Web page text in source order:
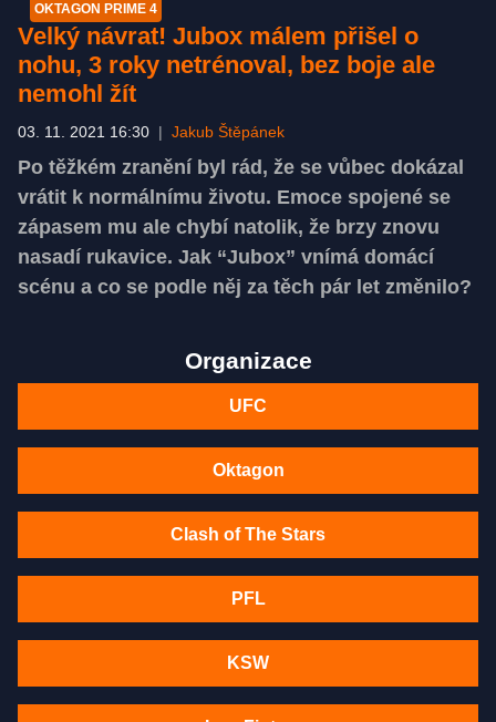
OKTAGON PRIME 4
Velký návrat! Jubox málem přišel o
nohu, 3 roky netrénoval, bez boje ale
nemohl žít
03. 11. 2021 16:30 Jakub Štěpánek
Po těžkém zranění byl rád, že se vůbec dokázal
vrátit k normálnímu životu. Emoce spojené se
zápasem mu ale chybí natolik, že brzy znovu
nasadí rukavice. Jak “Jubox” vnímá domácí
scénu a co se podle něj za těch pár let změnilo?
Organizace
UFC
Oktagon
Clash of The Stars
PFL
KSW